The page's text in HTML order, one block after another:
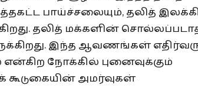
பாய்ச்சலையும், தலித்
தலித் மக்களின்
இந்த ஆவணங்கள்
நோக்கில் புனைவுக்கும்
கூடுகையின் அமர்வுகள்